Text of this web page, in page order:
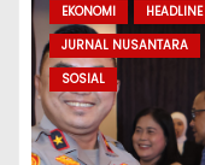
EKONOMI HEADLINE
JURNAL NUSANTARA
SOSIAL